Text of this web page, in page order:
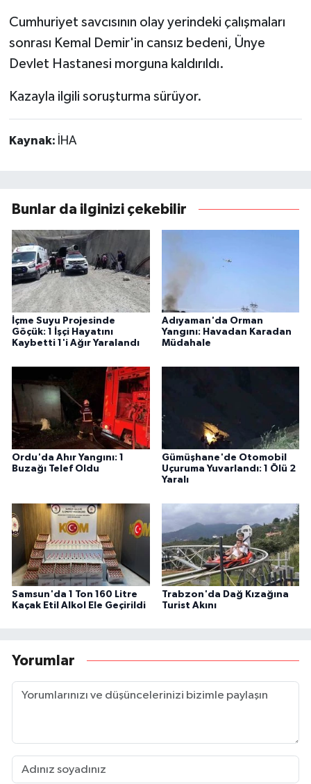
Cumhuriyet savcısının olay yerindeki çalışmaları
sonrası Kemal Demir'in cansız bedeni, Ünye
Devlet Hastanesi morguna kaldırıldı.
Kazayla ilgili soruşturma sürüyor.
Kaynak: İHA
Bunlar da ilginizi çekebilir
İçme Suyu Projesinde
Göçük: 1 İşçi Hayatını
Kaybetti 1'i Ağır Yaralandı
Adıyaman'da Orman
Yangını: Havadan Karadan
Müdahale
Ordu'da Ahır Yangını: 1
Buzağı Telef Oldu
Gümüşhane'de Otomobil
Uçuruma Yuvarlandı: 1 Ölü 2
Yaralı
Samsun'da 1 Ton 160 Litre
Kaçak Etil Alkol Ele Geçirildi
Trabzon'da Dağ Kızağına
Turist Akını
Yorumlar